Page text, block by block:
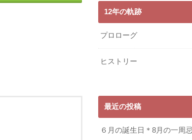
12年の軌跡
プロローグ
ヒストリー
最近の投稿
６月の誕生日＊8月の一周忌